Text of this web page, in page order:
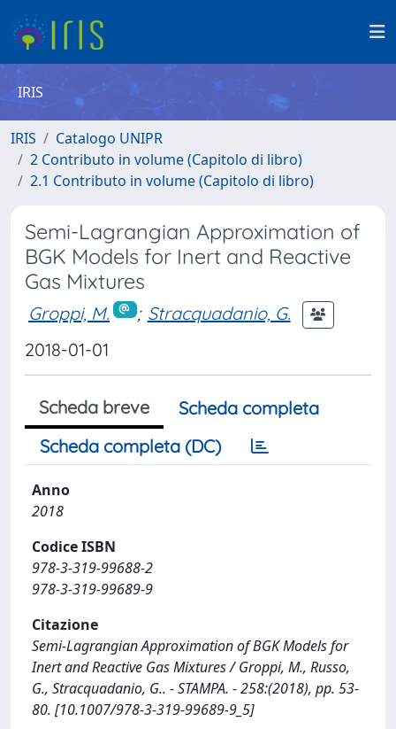
IRIS
IRIS
Catalogo UNIPR
2 Contributo in volume (Capitolo di libro)
2.1 Contributo in volume (Capitolo di libro)
Semi-Lagrangian Approximation of
BGK Models for Inert and Reactive
Gas Mixtures
Groppi, M. ; Stracquadanio, G.
2018-01-01
Scheda breve
Scheda completa
Scheda completa (DC)
Anno
2018
Codice ISBN
978-3-319-99688-2
978-3-319-99689-9
Citazione
Semi-Lagrangian Approximation of BGK Models for
Inert and Reactive Gas Mixtures / Groppi, M., Russo,
G., Stracquadanio, G.. - STAMPA. - 258:(2018), pp. 53-
80. [10.1007/978-3-319-99689-9_5]